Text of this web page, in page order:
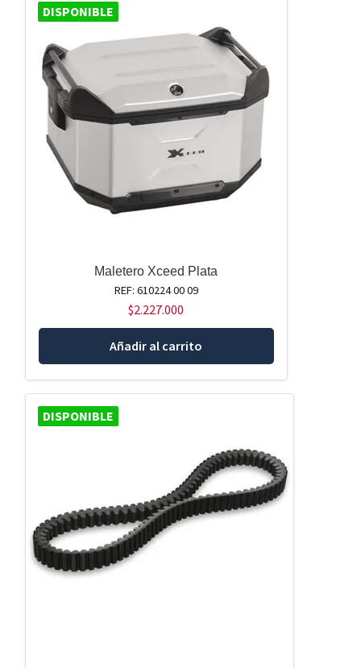
DISPONIBLE
Maletero Xceed Plata
REF: 610224 00 09
$2.227.000
Añadir al carrito
DISPONIBLE